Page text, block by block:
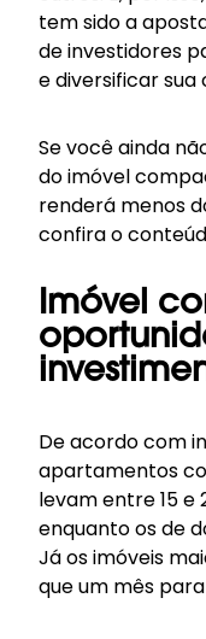
tem sido a
de investidores
ediversificarsua
Se você ainda
do imóvel
renderá menos
confira o
Imóvel
De acordo com
apartamentos
levam entre 15 e
enquanto os de
Já os imóveis
que um mês